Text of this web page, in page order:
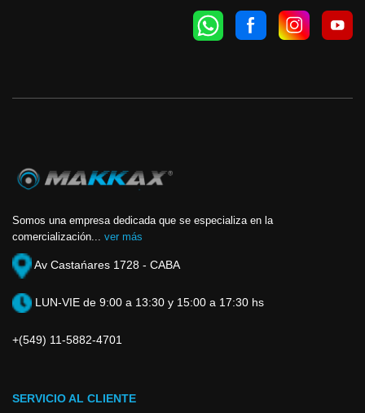
Somos una empresa dedicada que se especializa en la
comercialización... ver más
Av Castańares 1728 - CABA
LUN-VIE de 9:00 a 13:30 y 15:00 a 17:30 hs
+(549) 11-5882-4701
SERVICIO AL CLIENTE